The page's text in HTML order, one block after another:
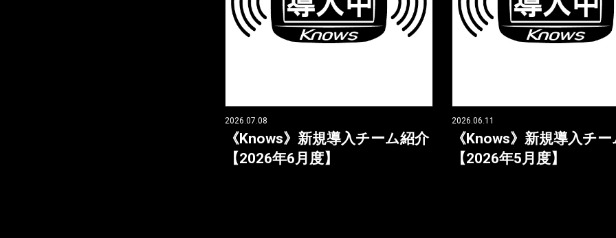
2026.07.08
《Knows》新規導入チーム紹介
【2026年6月度】
2026.06.11
《Knows》新規導入チ
【2026年5月度】